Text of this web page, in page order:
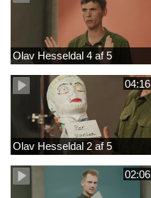
Olav Hesseldal 4 af 5
04:16
Olav Hesseldal 2 af 5
02:06